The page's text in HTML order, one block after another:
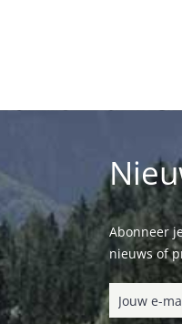
Abonneer
nieuws of